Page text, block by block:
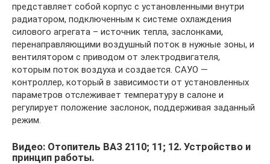
представляет собой корпус с установленными внутри
радиатором, подключенным к системе охлаждения
силового агрегата – источник тепла, заслонками,
перенаправляющими воздушный поток в нужные зоны, и
вентилятором с приводом от электродвигателя,
которым поток воздуха и создается. САУО —
контроллер, который в зависимости от установленных
параметров отслеживает температуру в салоне и
регулирует положение заслонок, поддерживая заданный
режим.
Видео: Отопитель ВАЗ 2110; 11; 12. Устройство и
принцип работы.